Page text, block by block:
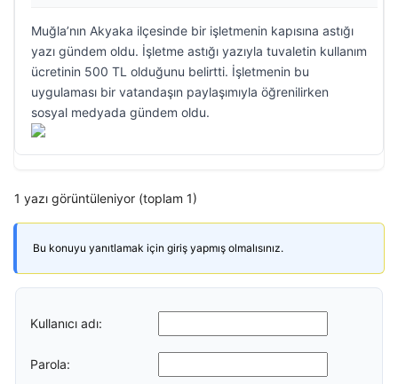
Muğla’nın Akyaka ilçesinde bir işletmenin kapısına astığı
yazı gündem oldu. İşletme astığı yazıyla tuvaletin kullanım
ücretinin 500 TL olduğunu belirtti. İşletmenin bu
uygulaması bir vatandaşın paylaşımıyla öğrenilirken
sosyal medyada gündem oldu.
1 yazı görüntüleniyor (toplam 1)
Bu konuyu yanıtlamak için giriş yapmış olmalısınız.
Kullanıcı adı:
Parola: